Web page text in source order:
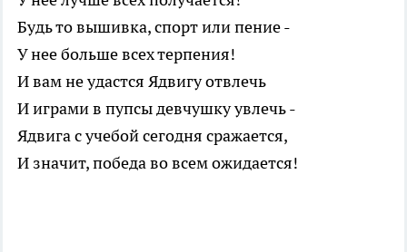
Будь то вышивка, спорт или пение -
У нее больше всех терпения!
И вам не удастся Ядвигу отвлечь
И играми в пупсы девчушку увлечь -
Ядвига с учебой сегодня сражается,
И значит, победа во всем ожидается!